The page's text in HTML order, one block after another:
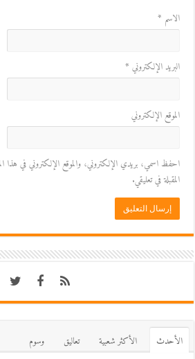
الاسم *
البريد الإلكتروني *
الموقع الإلكتروني
احفظ اسمي، بريدي الإلكتروني، والموقع الإلكتروني في هذا
المقبلة في تعليقي.
اﻷحدث اﻷكثر شعبية تعاليق
وسوم